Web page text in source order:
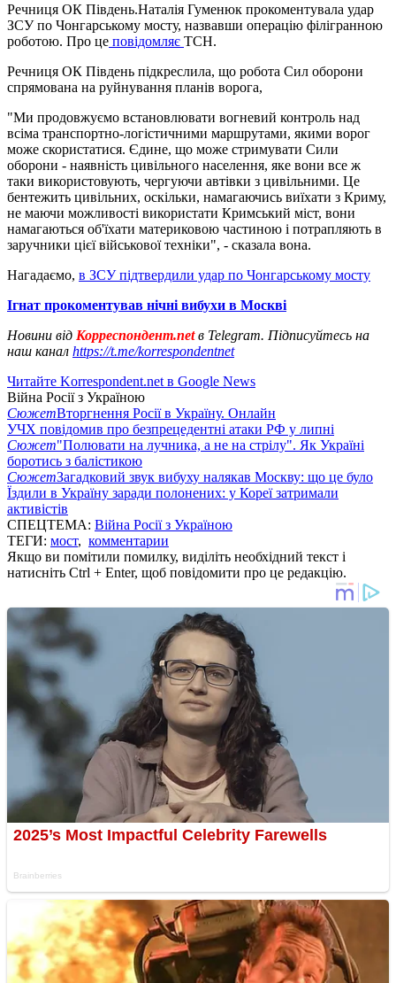
Речниця ОК Південь.Наталія Гуменюк прокоментувала удар
ЗСУ по Чонгарському мосту, назвавши операцію філігранною
роботою. Про це повідомляє ТСН.
Речниця ОК Південь підкреслила, що робота Сил оборони
спрямована на руйнування планів ворога,
"Ми продовжуємо встановлювати вогневий контроль над
всіма транспортно-логістичними маршрутами, якими ворог
може скористатися. Єдине, що може стримувати Сили
оборони - наявність цивільного населення, яке вони все ж
таки використовують, чергуючи автівки з цивільними. Це
бентежить цивільних, оскільки, намагаючись виїхати з Криму,
не маючи можливості використати Кримський міст, вони
намагаються об'їхати материковою частиною і потрапляють в
заручники цієї військової техніки", - сказала вона.
Нагадаємо, в ЗСУ підтвердили удар по Чонгарському мосту
Ігнат прокоментував нічні вибухи в Москві
Новини від Корреспондент.netв Telegram. Підписуйтесь на
наш канал https://t.me/korrespondentnet
Читайте Korrespondent.net в Google News
Війна Росії з Україною
СюжетВторгнення Росії в Україну. Онлайн
УЧХ повідомив про безпрецедентні атаки РФ у липні
Сюжет"Полювати на лучника, а не на стрілу". Як Україні
боротись з балістикою
СюжетЗагадковий звук вибуху налякав Москву: що це було
Їздили в Україну заради полонених: у Кореї затримали
активістів
СПЕЦТЕМА: Війна Росії з Україною
ТЕГИ: мост, комментарии
Якщо ви помітили помилку, виділіть необхідний текст і
натисніть Ctrl + Enter, щоб повідомити про це редакцію.